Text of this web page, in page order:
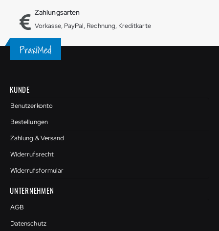
Zahlungsarten
Vorkasse, PayPal, Rechnung, Kreditkarte
KUNDE
Benutzerkonto
Bestellungen
Zahlung & Versand
Widerrufsrecht
Widerrufsformular
UNTERNEHMEN
AGB
Datenschutz